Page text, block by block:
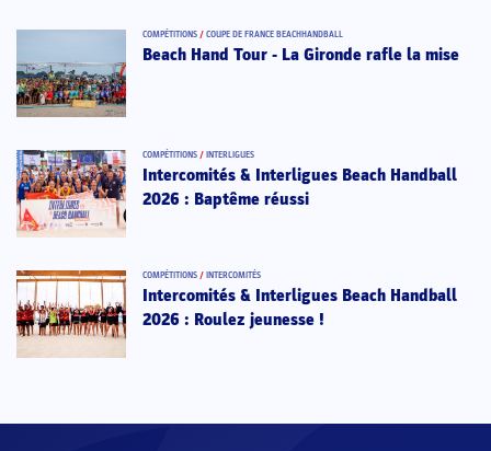
COMPÉTITIONS / COUPE DE FRANCE BEACHHANDBALL
Beach Hand Tour - La Gironde rafle la mise
COMPÉTITIONS / INTERLIGUES
Intercomités & Interligues Beach Handball
2026 : Baptême réussi
COMPÉTITIONS / INTERCOMITÉS
Intercomités & Interligues Beach Handball
2026 : Roulez jeunesse !